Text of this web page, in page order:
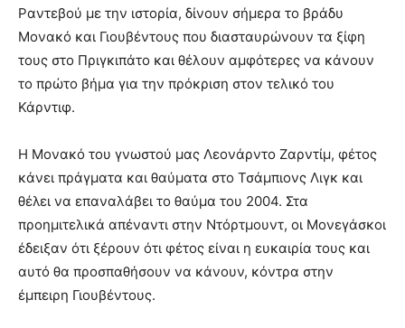
Ραντεβού με την ιστορία, δίνουν σήμερα το βράδυ
Μονακό και Γιουβέντους που διασταυρώνουν τα ξίφη
τους στο Πριγκιπάτο και θέλουν αμφότερες να κάνουν
το πρώτο βήμα για την πρόκριση στον τελικό του
Κάρντιφ.
Η Μονακό του γνωστού μας Λεονάρντο Ζαρντίμ, φέτος
κάνει πράγματα και θαύματα στο Τσάμπιονς Λιγκ και
θέλει να επαναλάβει το θαύμα του 2004. Στα
προημιτελικά απέναντι στην Ντόρτμουντ, οι Μονεγάσκοι
έδειξαν ότι ξέρουν ότι φέτος είναι η ευκαιρία τους και
αυτό θα προσπαθήσουν να κάνουν, κόντρα στην
έμπειρη Γιουβέντους.